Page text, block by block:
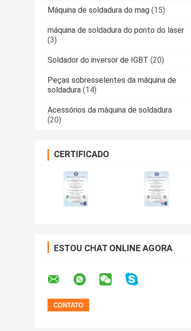
Máquina de soldadura do mag (15)
máquina de soldadura do ponto do laser
(3)
Soldador do inversor de IGBT (20)
Peças sobresselentes da máquina de
soldadura (14)
Acessórios da máquina de soldadura
(20)
CERTIFICADO
ESTOU CHAT ONLINE AGORA